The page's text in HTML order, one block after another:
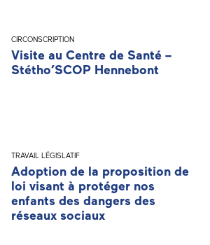
CIRCONSCRIPTION
Visite au Centre de Santé –
Stétho’SCOP Hennebont
TRAVAIL LÉGISLATIF
Adoption de la proposition de
loi visant à protéger nos
enfants des dangers des
réseaux sociaux